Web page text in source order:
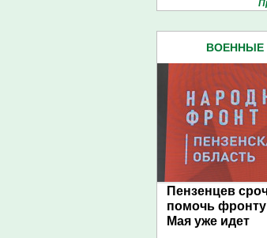
ВОЕННЫЕ
Пензенцев
помочь
Мая уже идет